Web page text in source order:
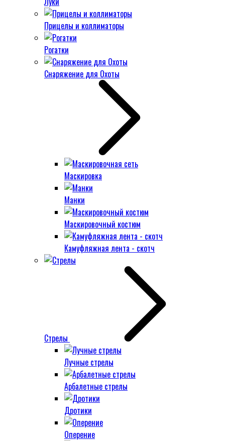
Прицелы и коллиматоры
Рогатки
Снаряжение для Охоты
Маскировка
Манки
Маскировочный костюм
Камуфляжная лента - скотч
Стрелы
Лучные стрелы
Арбалетные стрелы
Дротики
Оперение